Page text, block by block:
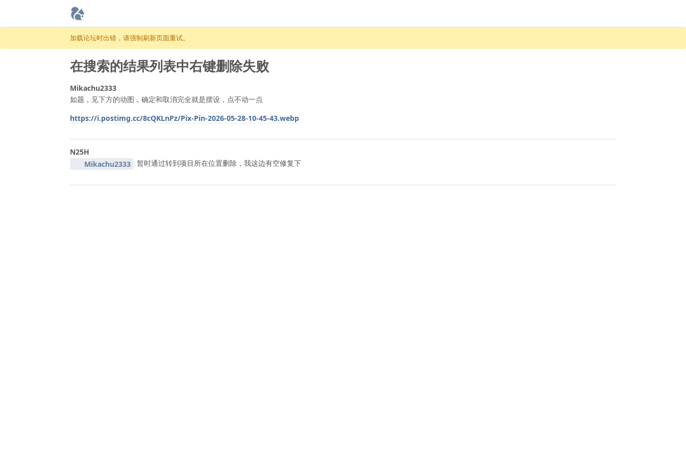
跳至内容
加载论坛时出错，请强制刷新页面重试。
在搜索的结果列表中右键删除失败
Mikachu2333
如题，见下方的动图，确定和取消完全就是摆设，点不动一点
https://i.postimg.cc/8cQKLnPz/Pix-Pin-2026-05-28-10-45-43.webp
N25H
Mikachu2333
暂时通过转到项目所在位置删除，我这边有空修复下